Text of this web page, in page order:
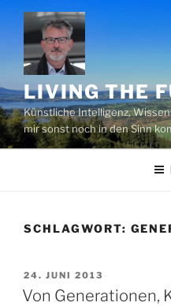
Zum
Inhalt
springen
LIVING THE
Künstliche Intelligenz,
mir sonst noch in den Sinn
SCHLAGWORT:
VERÖFFENTLICHT
AM
24. JUNI 2013
Von Generationen,